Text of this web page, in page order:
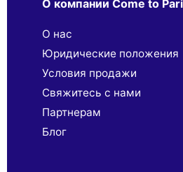
О компании Come to
О нас
Юридические положения
Условия продажи
Свяжитесь с нами
Партнерaм
Блог